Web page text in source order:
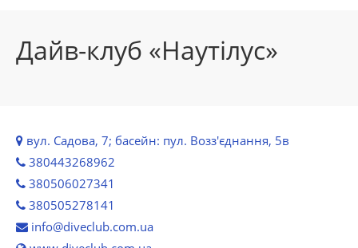
Дайв-клуб «Наутілус»
вул. Садова, 7; басейн: пул. Возз'єднання, 5в
380443268962
380506027341
380505278141
info@diveclub.com.ua